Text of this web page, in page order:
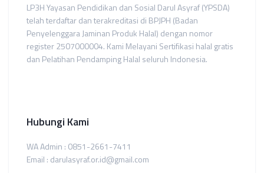
LP3H Yayasan Pendidikan dan Sosial Darul Asyraf (YPSDA)
telah terdaftar dan terakreditasi di BPJPH (Badan
Penyelenggara Jaminan Produk Halal) dengan nomor
register 2507000004. Kami Melayani Sertifikasi halal gratis
dan Pelatihan Pendamping Halal seluruh Indonesia.
Hubungi Kami
WA Admin : 0851-2661-7411
Email : darulasyraf.or.id@gmail.com